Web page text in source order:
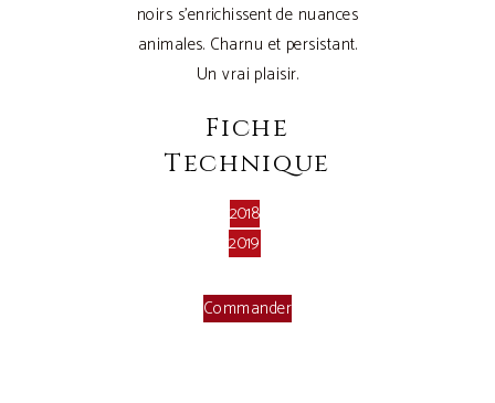
noirs s’enrichissent de nuances
animales. Charnu et persistant.
Un vrai plaisir.
Fiche
Technique
2018
2019
Commander